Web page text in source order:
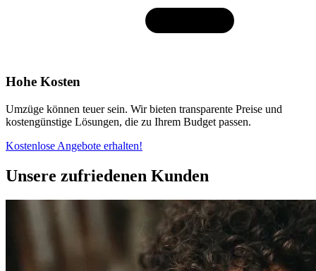
Hohe Kosten
Umzüge können teuer sein. Wir bieten transparente Preise und
kostengünstige Lösungen, die zu Ihrem Budget passen.
Kostenlose Angebote erhalten!
Unsere zufriedenen Kunden